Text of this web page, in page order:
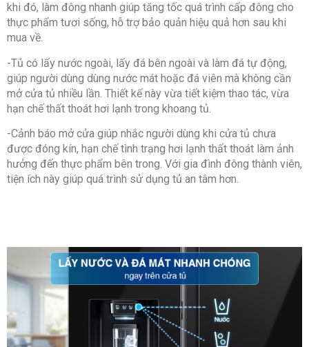
khi đó, làm đông nhanh giúp tăng tốc quá trình cấp đông cho
thực phẩm tươi sống, hỗ trợ bảo quản hiệu quả hơn sau khi
mua về.
-Tủ có lấy nước ngoài, lấy đá bên ngoài và làm đá tự động,
giúp người dùng dùng nước mát hoặc đá viên mà không cần
mở cửa tủ nhiều lần. Thiết kế này vừa tiết kiệm thao tác, vừa
hạn chế thất thoát hơi lạnh trong khoang tủ.
-Cảnh báo mở cửa giúp nhắc người dùng khi cửa tủ chưa
được đóng kín, hạn chế tình trạng hơi lạnh thất thoát làm ảnh
hưởng đến thực phẩm bên trong. Với gia đình đông thành viên,
tiện ích này giúp quá trình sử dụng tủ an tâm hơn.